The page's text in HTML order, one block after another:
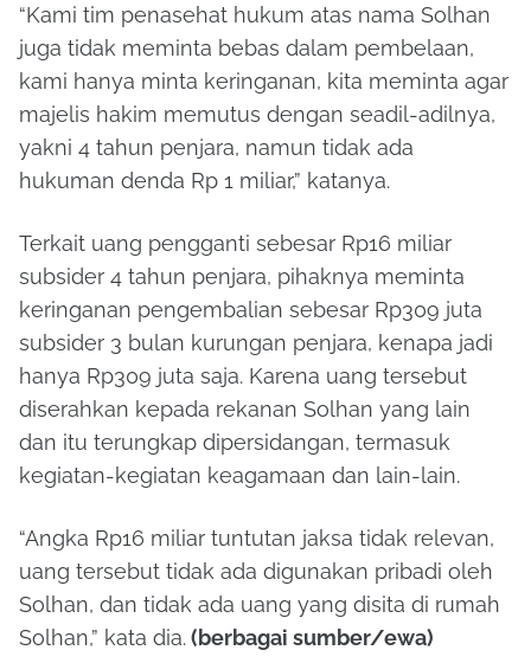
“Kami tim penasehat hukum atas nama Solhan
juga tidak meminta bebas dalam pembelaan,
kami hanya minta keringanan, kita meminta agar
majelis hakim memutus dengan seadil-adilnya,
yakni 4 tahun penjara, namun tidak ada
hukuman denda Rp 1 miliar,” katanya.
Terkait uang pengganti sebesar Rp16 miliar
subsider 4 tahun penjara, pihaknya meminta
keringanan pengembalian sebesar Rp309 juta
subsider 3 bulan kurungan penjara, kenapa jadi
hanya Rp309 juta saja. Karena uang tersebut
diserahkan kepada rekanan Solhan yang lain
dan itu terungkap dipersidangan, termasuk
kegiatan-kegiatan keagamaan dan lain-lain.
“Angka Rp16 miliar tuntutan jaksa tidak relevan,
uang tersebut tidak ada digunakan pribadi oleh
Solhan, dan tidak ada uang yang disita di rumah
Solhan,” kata dia.(berbagai sumber/ewa)